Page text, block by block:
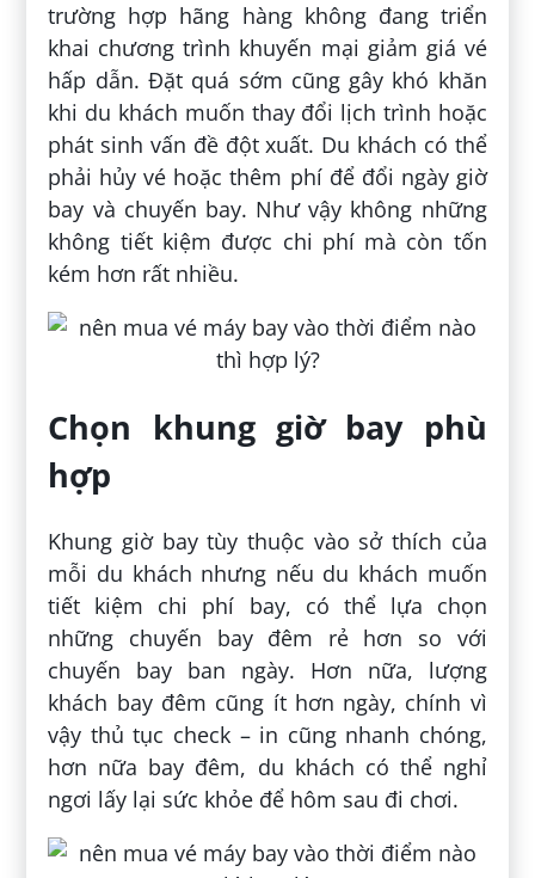
trường hợp hãng hàng không đang triển
khai chương trình khuyến mại giảm giá vé
hấp dẫn. Đặt quá sớm cũng gây khó khăn
khi du khách muốn thay đổi lịch trình hoặc
phát sinh vấn đề đột xuất. Du khách có thể
phải hủy vé hoặc thêm phí để đổi ngày giờ
bay và chuyến bay. Như vậy không những
không tiết kiệm được chi phí mà còn tốn
kém hơn rất nhiều.
Chọn khung giờ bay phù
hợp
Khung giờ bay tùy thuộc vào sở thích của
mỗi du khách nhưng nếu du khách muốn
tiết kiệm chi phí bay, có thể lựa chọn
những chuyến bay đêm rẻ hơn so với
chuyến bay ban ngày. Hơn nữa, lượng
khách bay đêm cũng ít hơn ngày, chính vì
vậy thủ tục check – in cũng nhanh chóng,
hơn nữa bay đêm, du khách có thể nghỉ
ngơi lấy lại sức khỏe để hôm sau đi chơi.